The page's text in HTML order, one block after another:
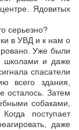
Ядовитых
серьезно?
в УВД и к нам о
Уже были
школами и даже
спасатели
всего здания,
осталось. Затем
собаками,
поступает
даже